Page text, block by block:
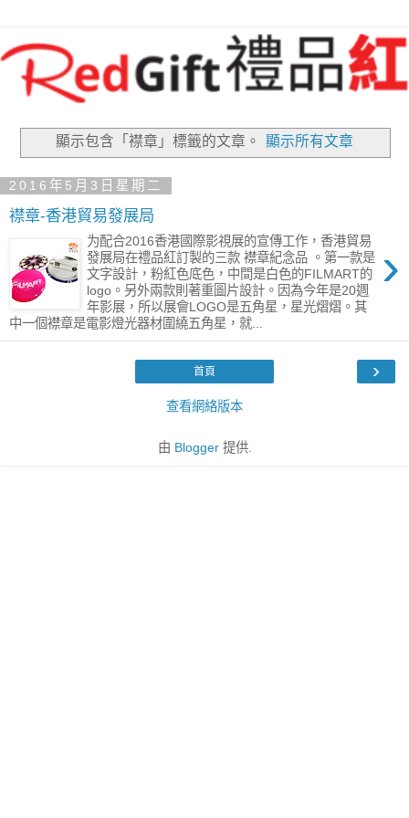
顯示包含「襟章」 標籤的文章。 顯示所有文章
2016年5月3日星期二
襟章-香港貿易發展局
›
为配合2016香港國際影視展的宣傳工作，香港貿易
發展局在禮品紅訂製的三款 襟章紀念品 。第一款是
文字設計，粉紅色底色，中間是白色的FILMART的
logo。另外兩款則著重圖片設計。因為今年是20週
年影展，所以展會LOGO是五角星，星光熠熠。其
中一個襟章是電影燈光器材圍繞五角星，就...
›
首頁
查看網絡版本
由 Blogger提供.